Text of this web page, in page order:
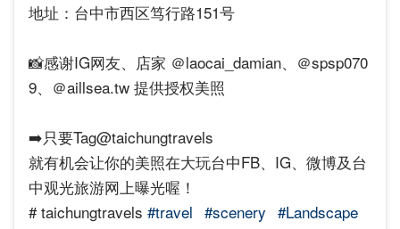
地址：台中市西区笃行路151号
📸感谢IG网友、店家 ＠laocai_damian、＠spsp070
9、＠aillsea.tw 提供授权美照
➡️只要Tag@taichungtravels
就有机会让你的美照在大玩台中FB、IG、微博及台
中观光旅游网上曝光喔！
# taichungtravels #travel #scenery #Landscape